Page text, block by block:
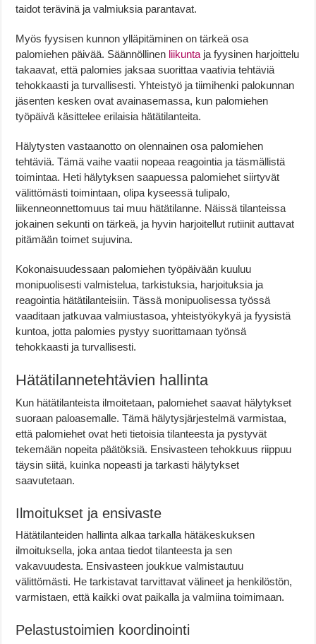
taidot terävinä ja valmiuksia parantavat.
Myös fyysisen kunnon ylläpitäminen on tärkeä osa
palomiehen päivää. Säännöllinen liikunta ja fyysinen harjoittelu
takaavat, että palomies jaksaa suorittaa vaativia tehtäviä
tehokkaasti ja turvallisesti. Yhteistyö ja tiimihenki palokunnan
jäsenten kesken ovat avainasemassa, kun palomiehen
työpäivä käsittelee erilaisia hätätilanteita.
Hälytysten vastaanotto on olennainen osa palomiehen
tehtäviä. Tämä vaihe vaatii nopeaa reagointia ja täsmällistä
toimintaa. Heti hälytyksen saapuessa palomiehet siirtyvät
välittömästi toimintaan, olipa kyseessä tulipalo,
liikenneonnettomuus tai muu hätätilanne. Näissä tilanteissa
jokainen sekunti on tärkeä, ja hyvin harjoitellut rutiinit auttavat
pitämään toimet sujuvina.
Kokonaisuudessaan palomiehen työpäivään kuuluu
monipuolisesti valmistelua, tarkistuksia, harjoituksia ja
reagointia hätätilanteisiin. Tässä monipuolisessa työssä
vaaditaan jatkuvaa valmiustasoa, yhteistyökykyä ja fyysistä
kuntoa, jotta palomies pystyy suorittamaan työnsä
tehokkaasti ja turvallisesti.
Hätätilannetehtävien hallinta
Kun hätätilanteista ilmoitetaan, palomiehet saavat hälytykset
suoraan paloasemalle. Tämä hälytysjärjestelmä varmistaa,
että palomiehet ovat heti tietoisia tilanteesta ja pystyvät
tekemään nopeita päätöksiä. Ensivasteen tehokkuus riippuu
täysin siitä, kuinka nopeasti ja tarkasti hälytykset
saavutetaan.
Ilmoitukset ja ensivaste
Hätätilanteiden hallinta alkaa tarkalla hätäkeskuksen
ilmoituksella, joka antaa tiedot tilanteesta ja sen
vakavuudesta. Ensivasteen joukkue valmistautuu
välittömästi. He tarkistavat tarvittavat välineet ja henkilöstön,
varmistaen, että kaikki ovat paikalla ja valmiina toimimaan.
Pelastustoimien koordinointi